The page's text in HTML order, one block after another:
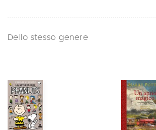
Dello stesso genere